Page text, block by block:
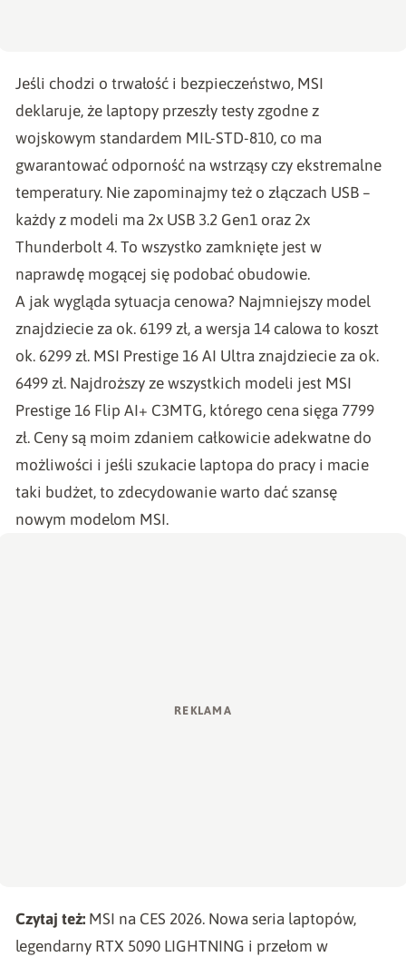
Jeśli chodzi o trwałość i bezpieczeństwo, MSI
deklaruje, że laptopy przeszły testy zgodne z
wojskowym standardem MIL-STD-810, co ma
gwarantować odporność na wstrząsy czy ekstremalne
temperatury. Nie zapominajmy też o złączach USB –
każdy z modeli ma 2x USB 3.2 Gen1 oraz 2x
Thunderbolt 4. To wszystko zamknięte jest w
naprawdę mogącej się podobać obudowie.
A jak wygląda sytuacja cenowa? Najmniejszy model
znajdziecie za ok. 6199 zł, a wersja 14 calowa to koszt
ok. 6299 zł. MSI Prestige 16 AI Ultra znajdziecie za ok.
6499 zł. Najdroższy ze wszystkich modeli jest MSI
Prestige 16 Flip AI+ C3MTG, którego cena sięga 7799
zł. Ceny są moim zdaniem całkowicie adekwatne do
możliwości i jeśli szukacie laptopa do pracy i macie
taki budżet, to zdecydowanie warto dać szansę
nowym modelom MSI.
Czytaj też: MSI na CES 2026. Nowa seria laptopów,
legendarny RTX 5090 LIGHTNING i przełom w